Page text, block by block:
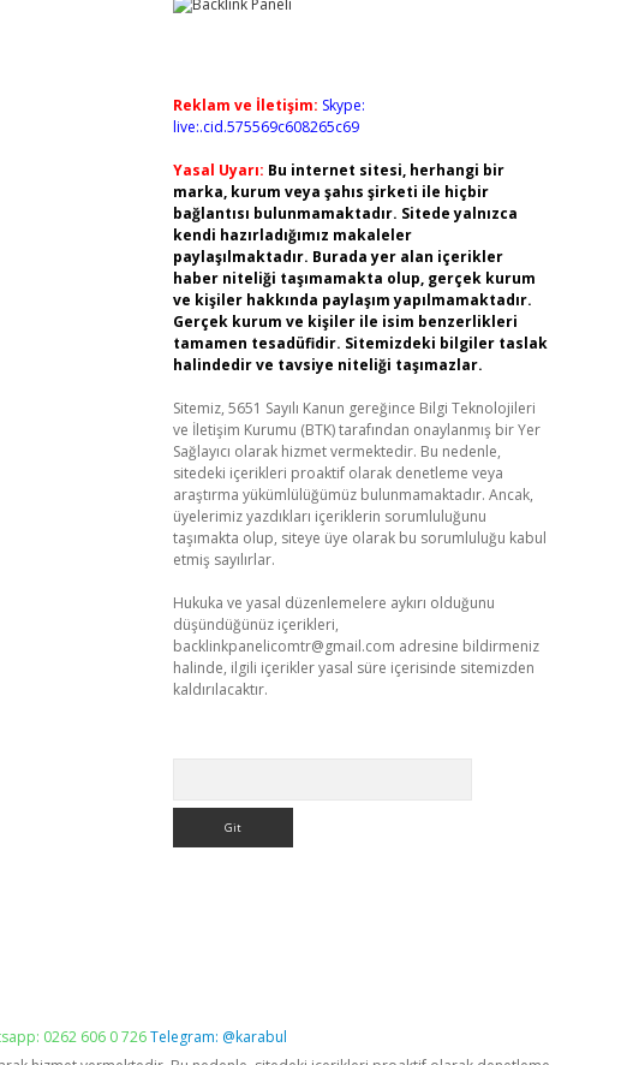
Reklam ve İletişim: Skype:
live:.cid.575569c608265c69
Yasal Uyarı: Bu internet sitesi, herhangi bir
marka, kurum veya şahıs şirketi ile hiçbir
bağlantısı bulunmamaktadır. Sitede yalnızca
kendi hazırladığımız makaleler
paylaşılmaktadır. Burada yer alan içerikler
haber niteliği taşımamakta olup, gerçek kurum
ve kişiler hakkında paylaşım yapılmamaktadır.
Gerçek kurum ve kişiler ile isim benzerlikleri
tamamen tesadüfidir. Sitemizdeki bilgiler taslak
halindedir ve tavsiye niteliği taşımazlar.
Sitemiz, 5651 Sayılı Kanun gereğince Bilgi Teknolojileri
ve İletişim Kurumu (BTK) tarafından onaylanmış bir Yer
Sağlayıcı olarak hizmet vermektedir. Bu nedenle,
sitedeki içerikleri proaktif olarak denetleme veya
araştırma yükümlülüğümüz bulunmamaktadır. Ancak,
üyelerimiz yazdıkları içeriklerin sorumluluğunu
taşımakta olup, siteye üye olarak bu sorumluluğu kabul
etmiş sayılırlar.
Hukuka ve yasal düzenlemelere aykırı olduğunu
düşündüğünüz içerikleri,
backlinkpanelicomtr@gmail.com adresine bildirmeniz
halinde, ilgili içerikler yasal süre içerisinde sitemizden
kaldırılacaktır.
0262 606 0 726Telegram: @karabul